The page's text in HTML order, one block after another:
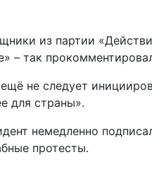
из партии
– так
не следует
для страны».
немедленно
протесты.